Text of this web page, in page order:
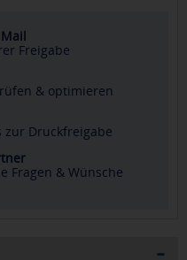
Freigabe
& optimieren
zur Druckfreigabe
Fragen & Wünsche